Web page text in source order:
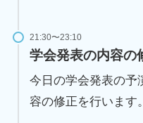
21:30〜23:10
学会発表の内容の
今日の学会発表の予
容の修正を行います。